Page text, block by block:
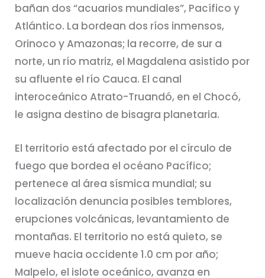
bañan dos “acuarios mundiales”, Pacífico y
Atlántico. La bordean dos ríos inmensos,
Orinoco y Amazonas; la recorre, de sur a
norte, un río matriz, el Magdalena asistido por
su afluente el río Cauca. El canal
interoceánico Atrato-Truandó, en el Chocó,
le asigna destino de bisagra planetaria.
El territorio está afectado por el círculo de
fuego que bordea el océano Pacífico;
pertenece al área sísmica mundial; su
localización denuncia posibles temblores,
erupciones volcánicas, levantamiento de
montañas. El territorio no está quieto, se
mueve hacia occidente 1.0 cm por año;
Malpelo, el islote oceánico, avanza en